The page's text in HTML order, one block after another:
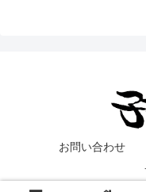
お問い合わせ